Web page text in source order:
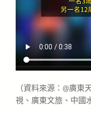
（資料來源：@廣東
視、廣東文旅、中國